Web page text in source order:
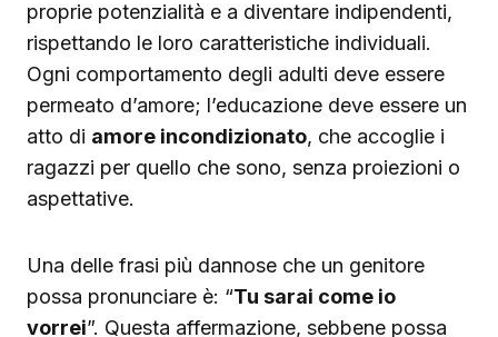
proprie potenzialità e a diventare indipendenti,
rispettando le loro caratteristiche individuali.
Ogni comportamento degli adulti deve essere
permeato d’amore; l’educazione deve essere un
atto di amore incondizionato, che accoglie i
ragazzi per quello che sono, senza proiezioni o
aspettative.
Una delle frasi più dannose che un genitore
possa pronunciare è: “Tu sarai come io
vorrei”. Questa affermazione, sebbene possa